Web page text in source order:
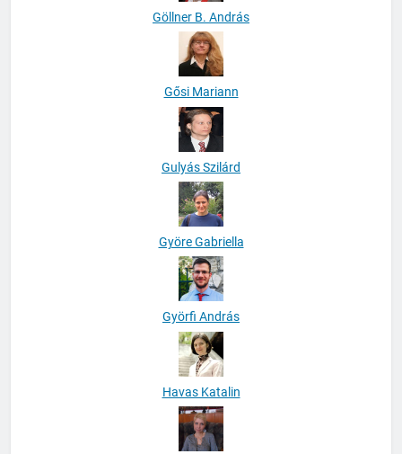
Göllner B. András
Gősi Mariann
Gulyás Szilárd
Györe Gabriella
Györfi András
Havas Katalin